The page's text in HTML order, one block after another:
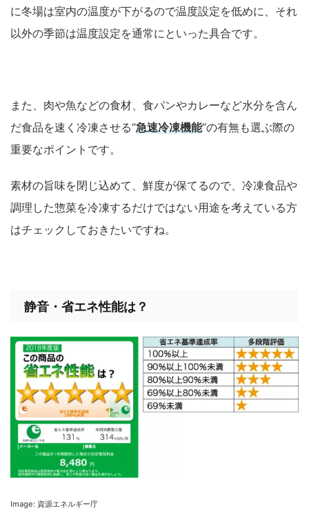
に冬場は室内の温度が下がるので温度設定を低めに、それ
以外の季節は温度設定を通常にといった具合です。
また、肉や魚などの食材、食パンやカレーなど水分を含ん
だ食品を速く冷凍させる“急速冷凍機能”の有無も選ぶ際の
重要なポイントです。
素材の旨味を閉じ込めて、鮮度が保てるので、冷凍食品や
調理した惣菜を冷凍するだけではない用途を考えている方
はチェックしておきたいですね。
静音・省エネ性能は？
Image: 資源エネルギー庁